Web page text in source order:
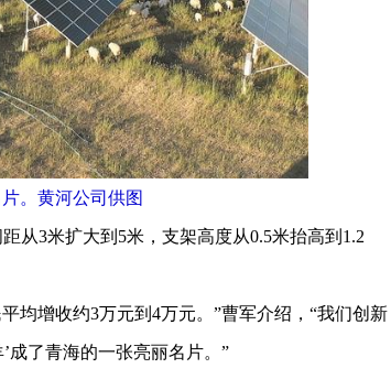
。黄河公司供图
3米扩大到5米，支架高度从0.5米抬高到1.2
增收约3万元到4万元。”曹军介绍，“我们创新
成了青海的一张亮丽名片。”